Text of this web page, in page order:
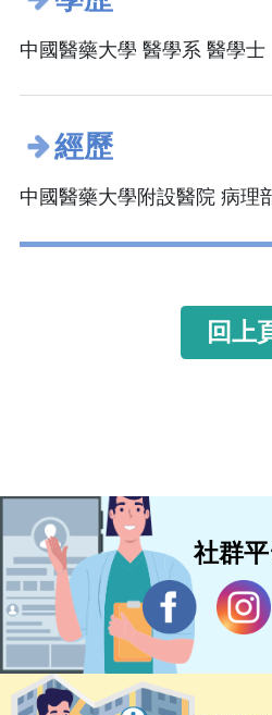
中國醫藥大學 醫學系 醫學士
經歷
中國醫藥大學附設醫院 病理
回上
社群